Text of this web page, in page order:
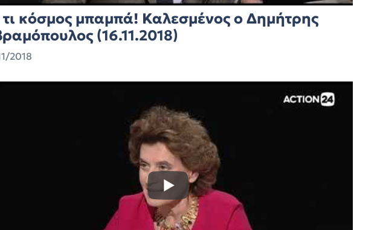
κόσμος μπαμπά! Καλεσμένος ο Δημήτρης
(16.11.2018)
2018